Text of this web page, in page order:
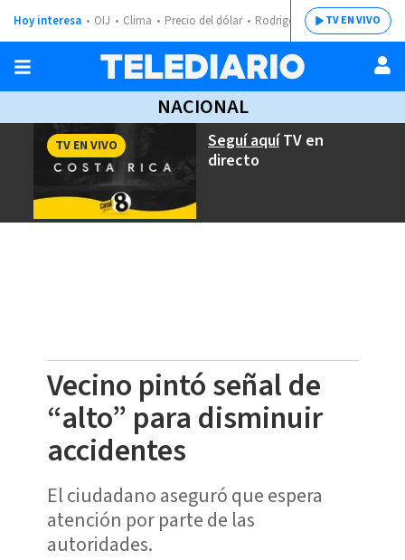
Hoy interesa OIJ Clima Precio del dólar Rodrigo ChavesTV EN VIVO
NACIONAL
Seguí aquíTV en
directo
TV EN VIVO
Vecino pintó señal de
“alto” para disminuir
accidentes
El ciudadano aseguró que espera
atención por parte de las
autoridades.